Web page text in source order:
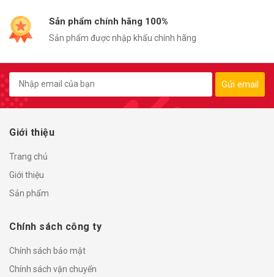
Sản phẩm chính hãng 100%
Sản phẩm được nhập khẩu chính hãng
Gửi email
Giới thiệu
Trang chủ
Giới thiệu
Sản phẩm
Chính sách công ty
Chính sách bảo mật
Chính sách vận chuyển